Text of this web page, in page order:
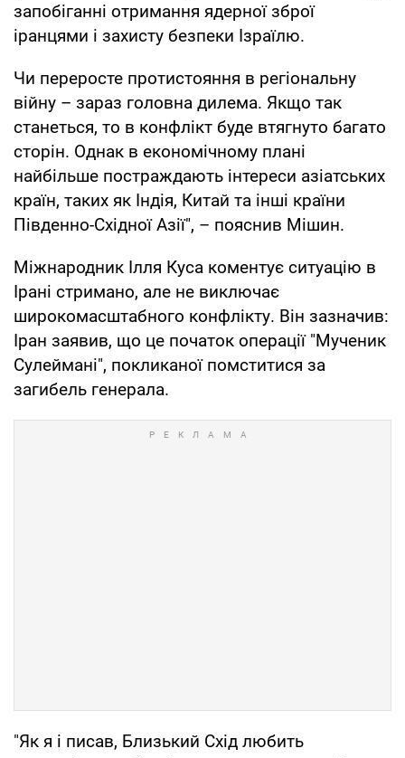
запобіганні отримання ядерної зброї
іранцями і захисту безпеки Ізраїлю.
Чи переросте протистояння в регіональну
війну – зараз головна дилема. Якщо так
станеться, то в конфлікт буде втягнуто багато
сторін. Однак в економічному плані
найбільше постраждають інтереси азіатських
країн, таких як Індія, Китай та інші країни
Південно-Східної Азії", – пояснив Мішин.
Міжнародник Ілля Куса коментує ситуацію в
Ірані стримано, але не виключає
широкомасштабного конфлікту. Він зазначив:
Іран заявив, що це початок операції "Мученик
Сулеймані", покликаної помститися за
загибель генерала.
"Як я і писав, Близький Схід любить